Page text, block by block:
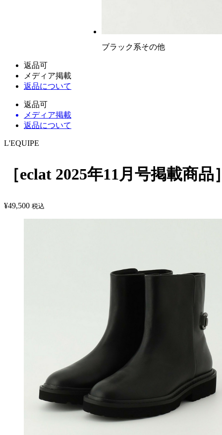
ブラック系その他
返品可
メディア掲載
返品について
返品可
メディア掲載
返品について
L'EQUIPE
［eclat 2025年11月号掲載商
¥49,500 税込